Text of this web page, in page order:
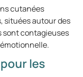
cutanées
situées autour des
sont contagieuses
les